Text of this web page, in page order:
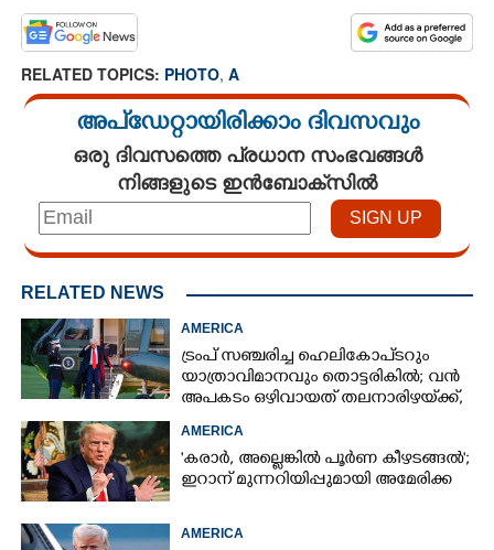
RELATED TOPICS: PHOTO, A
അപ്ഡേറ്റായിരിക്കാം ദിവസവും
ഒരു ദിവസത്തെ പ്രധാന സംഭവങ്ങൾ
നിങ്ങളുടെ ഇൻബോക്സിൽ
RELATED NEWS
AMERICA
ട്രംപ് സഞ്ചരിച്ച ഹെലികോപ്‌ടറും
യാത്രാവിമാനവും തൊട്ടരികിൽ; വൻ
അപകടം ഒഴിവായത് തലനാരിഴയ്‌ക്ക്,
AMERICA
'കരാർ, അല്ലെങ്കിൽ പൂർണ കീഴടങ്ങൽ';
ഇറാന് മുന്നറിയിപ്പുമായി അമേരിക്ക
AMERICA